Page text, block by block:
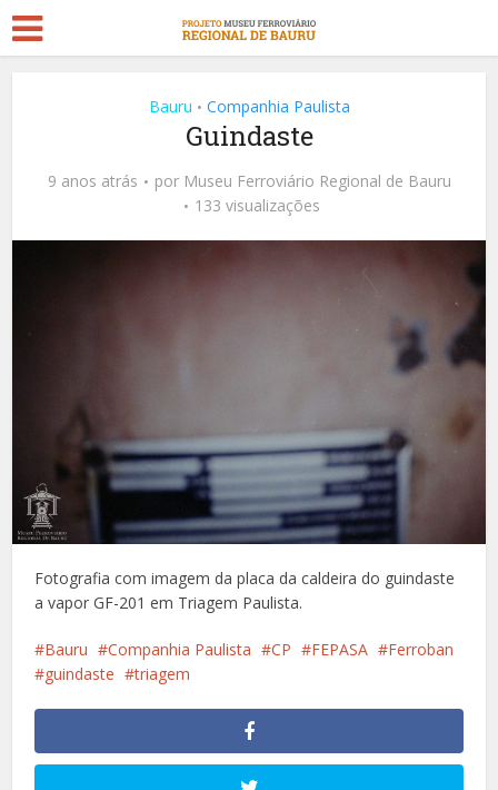
Bauru • Companhia Paulista
Guindaste
9 anos atrás por Museu Ferroviário Regional de Bauru
133 visualizações
Fotografia com imagem da placa da caldeira do guindaste
a vapor GF-201 em Triagem Paulista.
Bauru Companhia Paulista CP FEPASA
Ferroban
guindaste
triagem